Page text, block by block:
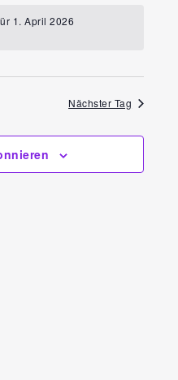
1. April 2026
Nächster Tag